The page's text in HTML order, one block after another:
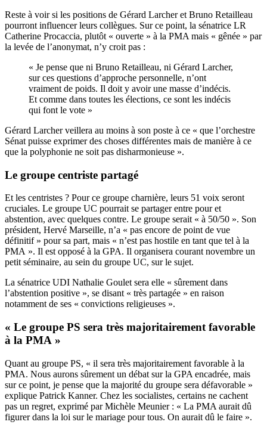
Reste à voir si les positions de Gérard Larcher et Bruno Retailleau
pourront influencer leurs collègues. Sur ce point, la sénatrice LR
Catherine Procaccia, plutôt « ouverte » à la PMA mais « gênée » par
la levée de l’anonymat, n’y croit pas :
« Je pense que ni Bruno Retailleau, ni Gérard Larcher,
sur ces questions d’approche personnelle, n’ont
vraiment de poids. Il doit y avoir une masse d’indécis.
Et comme dans toutes les élections, ce sont les indécis
qui font le vote »
Gérard Larcher veillera au moins à son poste à ce « que l’orchestre
Sénat puisse exprimer des choses différentes mais de manière à ce
que la polyphonie ne soit pas disharmonieuse ».
Le groupe centriste partagé
Et les centristes ? Pour ce groupe charnière, leurs 51 voix seront
cruciales. Le groupe UC pourrait se partager entre pour et
abstention, avec quelques contre. Le groupe serait « à 50/50 ». Son
président, Hervé Marseille, n’a « pas encore de point de vue
définitif » pour sa part, mais « n’est pas hostile en tant que tel à la
PMA ». Il est opposé à la GPA. Il organisera courant novembre un
petit séminaire, au sein du groupe UC, sur le sujet.
La sénatrice UDI Nathalie Goulet sera elle « sûrement dans
l’abstention positive », se disant « très partagée » en raison
notamment de ses « convictions religieuses ».
« Le groupe PS sera très majoritairement favorable
à la PMA »
Quant au groupe PS, « il sera très majoritairement favorable à la
PMA. Nous aurons sûrement un débat sur la GPA encadrée, mais
sur ce point, je pense que la majorité du groupe sera défavorable »
explique Patrick Kanner. Chez les socialistes, certains ne cachent
pas un regret, exprimé par Michèle Meunier : « La PMA aurait dû
figurer dans la loi sur le mariage pour tous. On aurait dû le faire ».